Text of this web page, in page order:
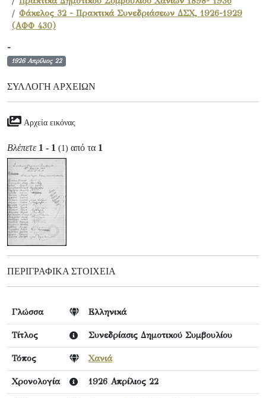
Φάκελος 32 - Πρακτικά Συνεδριάσεων ΔΣΧ, 1926-1929
(ΑΦΦ 430)
-
1926 Απρίλιος 22
ΣΥΛΛΟΓΉ ΑΡΧΕΊΩΝ
Αρχεία εικόνας
Βλέπετε 1 - 1 (1) από τα 1
ΠΕΡΙΓΡΑΦΙΚΆ ΣΤΟΙΧΕΊΑ
Γλώσσα Ελληνικά
Τίτλος Συνεδρίασις Δημοτικού Συμβουλίου
Τόπος Χανιά
Χρονολογία 1926 Απρίλιος 22